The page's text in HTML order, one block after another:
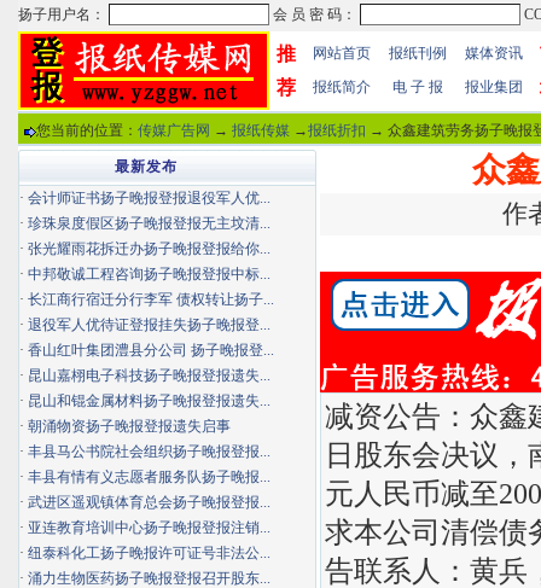
推
荐
网站首页 报纸刊例 媒体资讯
报纸简介 电 子 报 报业集团
您当前的位置： 传媒广告网 → 报纸传媒 →报纸折扣 → 众鑫建筑劳务扬子晚报
众
作
减资公告：众鑫
日股东会决议
元人民币减至
求本公司清偿债
告联系人：黄兵
最新发布
· 会计师证书扬子晚报登报退役军人优...
· 珍珠泉度假区扬子晚报登报无主坟清...
· 张光耀雨花拆迁办扬子晚报登报给你...
· 中邦敬诚工程咨询扬子晚报登报中标...
· 长江商行宿迁分行李军 债权转让扬子...
· 退役军人优待证登报挂失扬子晚报登...
· 香山红叶集团澧县分公司 扬子晚报登...
· 昆山嘉栩电子科技扬子晚报登报遗失...
· 昆山和锟金属材料扬子晚报登报遗失...
· 朝涌物资扬子晚报登报遗失启事
· 丰县马公书院社会组织扬子晚报登报...
· 丰县有情有义志愿者服务队扬子晚报...
· 武进区遥观镇体育总会扬子晚报登报...
· 亚连教育培训中心扬子晚报登报注销...
· 纽泰科化工扬子晚报许可证号非法公...
· 涌力生物医药扬子晚报登报召开股东...